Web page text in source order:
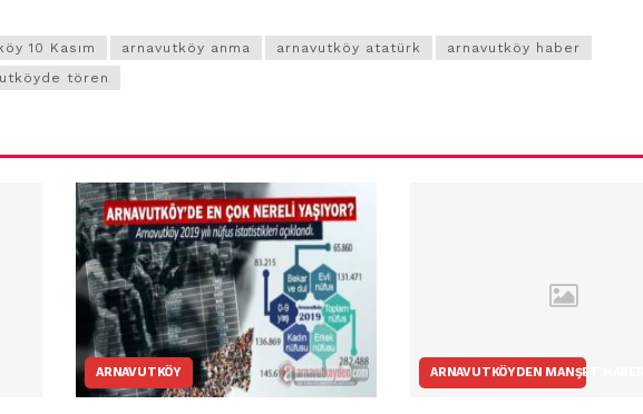
10 Kasım arnavutköy anma arnavutköy atatürk
arnavutköy haber
tören
ARNAVUTKÖY ARNAVUTKÖYDEN MANŞET